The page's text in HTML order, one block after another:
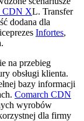
CDN XL. Transfer
dodana dla
Infortes,
na przebieg
obsługi klienta.
bazy informacji
Comarch CDN
wyrobów
dla firmy